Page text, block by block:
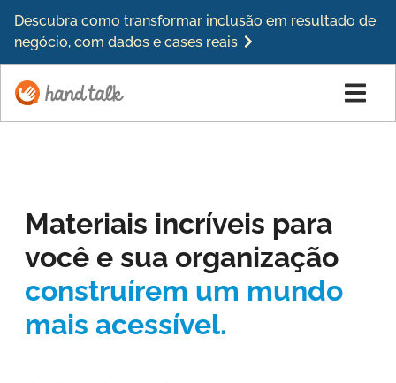
Descubra como transformar inclusão em resultado de
negócio, com dados e cases reais
Materiais incríveis para
você e sua organização
construírem um mundo
mais acessível.